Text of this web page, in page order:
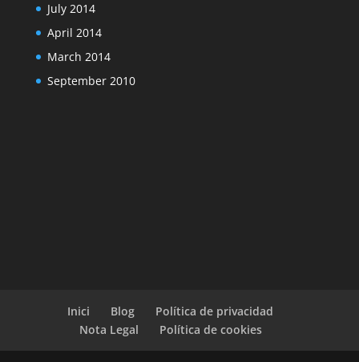
July 2014
April 2014
March 2014
September 2010
Inici Blog
Política de privacidad
Nota Legal
Política de cookies